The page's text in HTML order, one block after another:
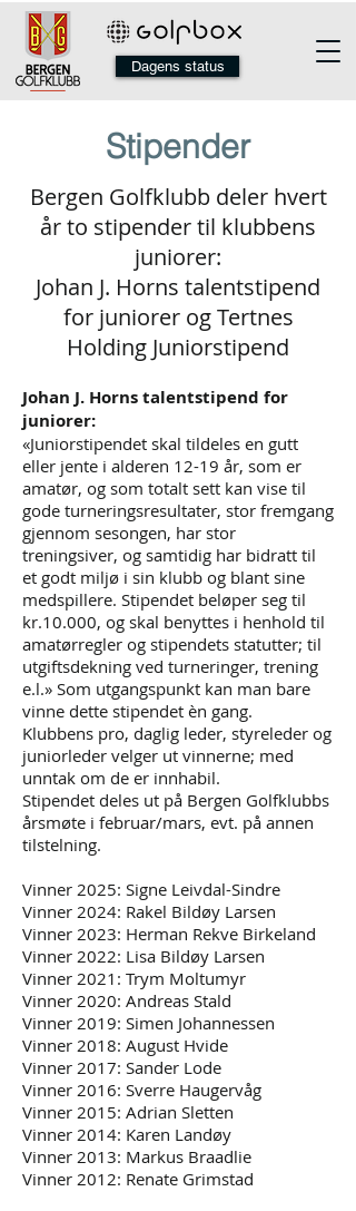
Dagens status
Stipender
Bergen Golfklubb deler hvert
år to stipender til klubbens
juniorer:
Johan J. Horns talentstipend
for juniorer og Tertnes
Holding Juniorstipend
Johan J. Horns talentstipend for
juniorer:
«Juniorstipendet skal tildeles en gutt
eller jente i alderen 12-19 år, som er
amatør, og som totalt sett kan vise til
gode turneringsresultater, stor fremgang
gjennom sesongen, har stor
treningsiver, og samtidig har bidratt til
et godt miljø i sin klubb og blant sine
medspillere. Stipendet beløper seg til
kr.10.000, og skal benyttes i henhold til
amatørregler og stipendets statutter; til
utgiftsdekning ved turneringer, trening
e.l.» Som utgangspunkt kan man bare
vinne dette stipendet èn gang.
Klubbens pro, daglig leder, styreleder og
juniorleder velger ut vinnerne; med
unntak om de er innhabil.
Stipendet deles ut på Bergen Golfklubbs
årsmøte i februar/mars, evt. på annen
tilstelning.
Vinner 2025: Signe Leivdal-Sindre
Vinner 2024: Rakel Bildøy Larsen
Vinner 2023: Herman Rekve Birkeland
Vinner 2022: Lisa Bildøy Larsen
Vinner 2021: Trym Moltumyr
Vinner 2020: Andreas Stald
Vinner 2019: Simen Johannessen
Vinner 2018: August Hvide
Vinner 2017: Sander Lode
Vinner 2016: Sverre Haugervåg
Vinner 2015: Adrian Sletten
Vinner 2014: Karen Landøy
Vinner 2013: Markus Braadlie
Vinner 2012: Renate Grimstad